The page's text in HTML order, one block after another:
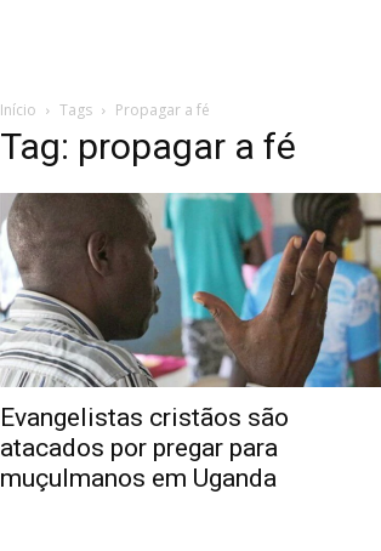
Início Tags Propagar a fé
Tag: propagar a fé
Evangelistas cristãos são
atacados por pregar para
muçulmanos em Uganda